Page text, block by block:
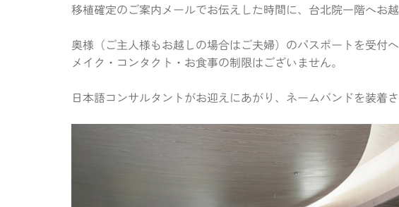
移植確定のご案内メールでお伝えした時間に、台北院一階へお越
奥様（ご主人様もお越しの場合はご夫婦）のパスポートを受付へ
メイク・コンタクト・お食事の制限はございません。
日本語コンサルタントがお迎えにあがり、ネームバンドを装着